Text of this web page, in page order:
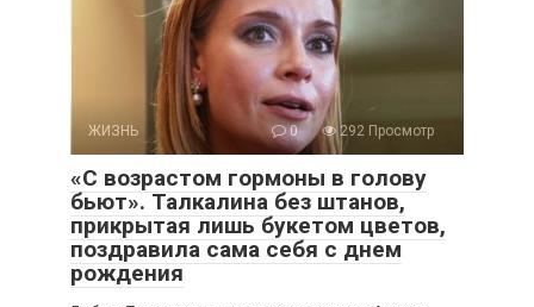
ЖИЗНЬ 0 292 Просмотр
«С возрастом гормоны в голову
бьют». Талкалина без штанов,
прикрытая лишь букетом цветов,
поздравила сама себя с днем
рождения